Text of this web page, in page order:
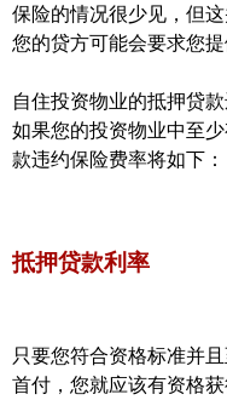
保险的情况很少见，但
您的贷方可能会要求您
自住投资物业的抵押贷
如果您的投资物业中至
款违约保险费率将如下：
抵押贷款利率
只要您符合资格标准并
首付，您就应该有资格